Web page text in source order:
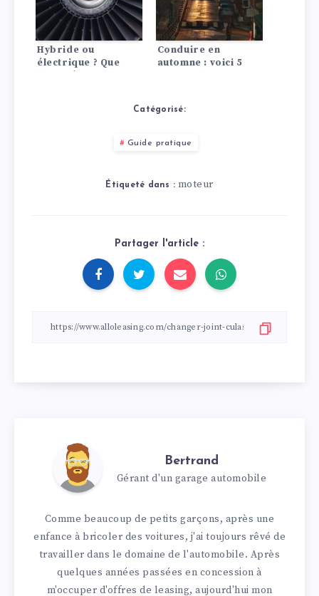
Hybride ou
électrique ? Que
Conduire en
automne : voici 5
Catégorisé:
Guide pratique
Étiqueté dans : moteur
Partager l'article :
Bertrand
Gérant d'un garage automobile
Comme beaucoup de petits garçons, après une
enfance à bricoler des voitures, j'ai toujours rêvé de
travailler dans le domaine de l'automobile. Après
quelques années passées en concession à
m'occuper d'offres de leasing, aujourd'hui mon